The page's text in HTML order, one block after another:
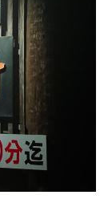
から，いつまで
入ってるような
んだろ！ ま
温も20℃超えで
を旅するラクダ
。
かった」って言
撮ってたらちょ
出てきて乾かさ
の地に住む犬は
ルを購入220
ーソープのみな
惚れてしまう。
ど、あちこちで
サが既にバラ撒
ので
やっと。
文動かない。
ゃんとしばらく
カ回転灯、
ん。